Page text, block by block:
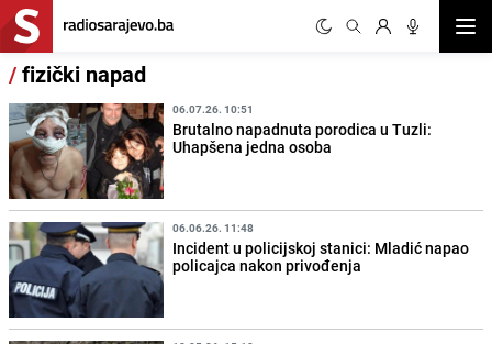
/fizički napad
06.07.26. 10:51
Brutalno napadnuta porodica u Tuzli:
Uhapšena jedna osoba
06.06.26. 11:48
Incident u policijskoj stanici: Mladić napao
policajca nakon privođenja